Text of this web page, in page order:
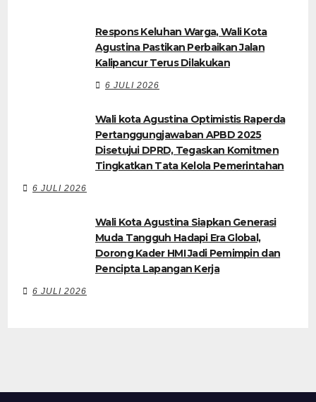
Respons Keluhan Warga, Wali Kota
Agustina Pastikan Perbaikan Jalan
Kalipancur Terus Dilakukan
6 JULI 2026
Wali kota Agustina Optimistis Raperda
Pertanggungjawaban APBD 2025
Disetujui DPRD, Tegaskan Komitmen
Tingkatkan Tata Kelola Pemerintahan
6 JULI 2026
Wali Kota Agustina Siapkan Generasi
Muda Tangguh Hadapi Era Global,
Dorong Kader HMI Jadi Pemimpin dan
Pencipta Lapangan Kerja
6 JULI 2026